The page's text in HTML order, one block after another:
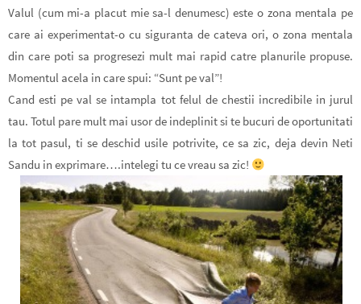
Valul (cum mi-a placut mie sa-l denumesc) este o zona mentala pe
care ai experimentat-o cu siguranta de cateva ori, o zona mentala
din care poti sa progresezi mult mai rapid catre planurile propuse.
Momentul acela in care spui: “Sunt pe val”!
Cand esti pe val se intampla tot felul de chestii incredibile in jurul
tau. Totul pare mult mai usor de indeplinit si te bucuri de oportunitati
la tot pasul, ti se deschid usile potrivite, ce sa zic, deja devin Neti
Sandu in exprimare….intelegi tu ce vreau sa zic!